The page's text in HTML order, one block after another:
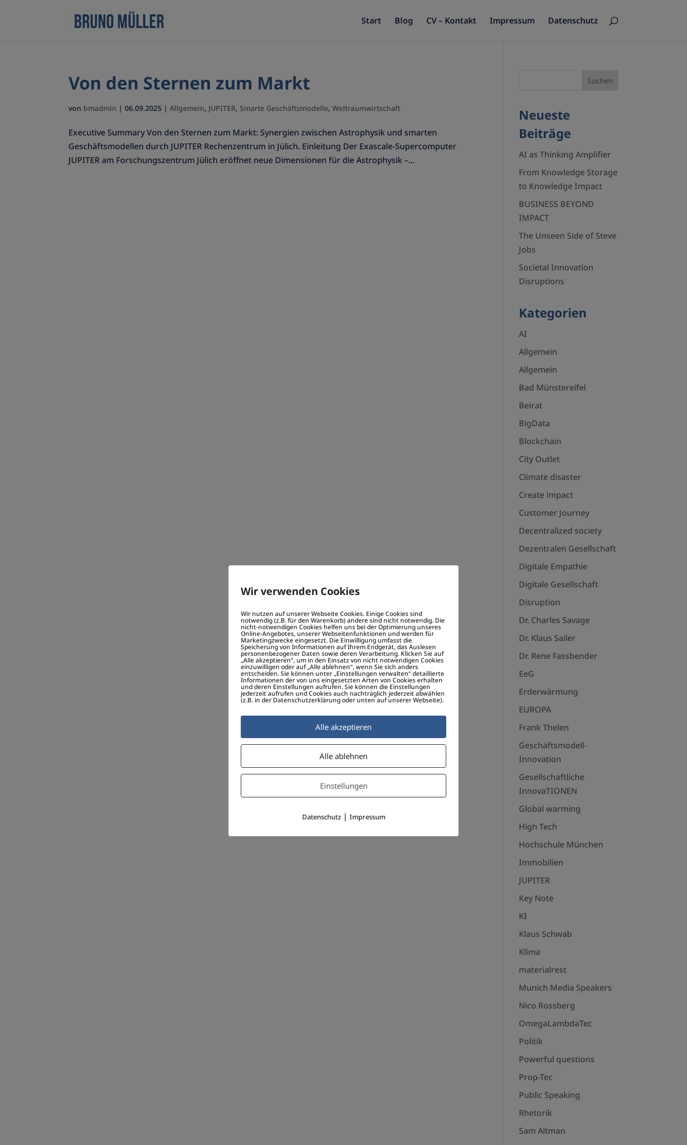
Start Blog CV – Kontakt Impressum Datenschutz
Von den Sternen zum Markt
von bmadmin |06.09.2025 |Allgemein, JUPITER, Smarte Geschäftsmodelle,Weltraumwirtschaft
Executive Summary Von den Sternen zum Markt: Synergien zwischen Astrophysik und smarten
Geschäftsmodellen durch JUPITER Rechenzentrum in Jülich. Einleitung Der Exascale-Supercomputer
JUPITER am Forschungszentrum Jülich eröffnet neue Dimensionen für die Astrophysik –...
Neueste
Beiträge
AI as Thinking Amplifier
From Knowledge Storage
to Knowledge Impact
BUSINESS BEYOND
IMPACT
The Unseen Side of Steve
Jobs
Societal Innovation
Disruptions
Kategorien
AI
Allgemein
Allgemein
Bad Münstereifel
Beirat
BigData
Blockchain
City Outlet
Climate disaster
Create impact
Customer Journey
Decentralized society
Dezentralen Gesellschaft
Digitale Empathie
Digitale Gesellschaft
Disruption
Dr. Charles Savage
Dr. Klaus Sailer
Dr. Rene Fassbender
EeG
Erderwärmung
EUROPA
Frank Thelen
Geschäftsmodell-
Innovation
Gesellschaftliche
InnovaTIONEN
Global warming
High Tech
Hochschule München
Immobilien
JUPITER
Key Note
KI
Klaus Schwab
Klima
materialrest
Munich Media Speakers
Nico Rossberg
OmegaLambdaTec
Politik
Powerful questions
Prop-Tec
Public Speaking
Rhetorik
Sam Altman
Wir verwenden Cookies
Wir nutzen auf unserer Webseite Cookies. Einige Cookies sind
notwendig (z.B. für den Warenkorb) andere sind nicht notwendig. Die
nicht-notwendigen Cookies helfen uns bei der Optimierung unseres
Online-Angebotes, unserer Webseitenfunktionen und werden für
Marketingzwecke eingesetzt. Die Einwilligung umfasst die
Speicherung von Informationen auf Ihrem Endgerät, das Auslesen
personenbezogener Daten sowie deren Verarbeitung. Klicken Sie auf
„Alle akzeptieren“, um in den Einsatz von nicht notwendigen Cookies
einzuwilligen oder auf „Alle ablehnen“, wenn Sie sich anders
entscheiden. Sie können unter „Einstellungen verwalten“ detaillierte
Informationen der von uns eingesetzten Arten von Cookies erhalten
und deren Einstellungen aufrufen. Sie können die Einstellungen
jederzeit aufrufen und Cookies auch nachträglich jederzeit abwählen
(z.B. in der Datenschutzerklärung oder unten auf unserer Webseite).
Alle akzeptieren
Alle ablehnen
Einstellungen
Datenschutz| Impressum